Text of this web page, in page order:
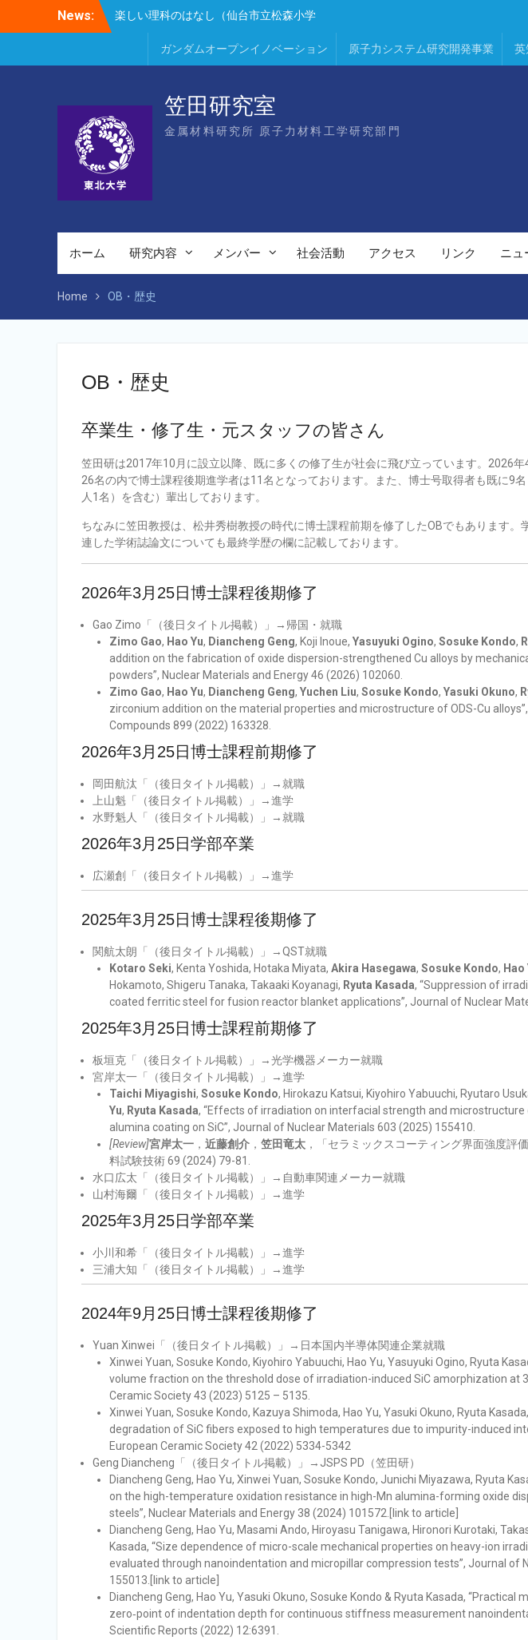
News:
楽しい理科のはなし（仙台市立松森小学
第16回核融合エネルギー連合講演会若手優
秀発表賞（宮岸、Bae）
田、Park、Geng、長谷川、宮岸、山村、
Lee、He、Bae）
ガンダムオープンイノベーション 原子力システム研究開発事業 英
笠田研究室
金属材料研究所 原子力材料工学研究部門
ホーム 研究内容 メンバー 社会活動 アクセス リンク ニュ
Home OB・歴史
OB・歴史
卒業生・修了生・元スタッフの皆さん
笠田研は2017年10月に設立以降、既に多くの修了生が社会に飛び立っています。2026
26名の内で博士課程後期進学者は11名となっております。また、博士号取得者も既に9
人1名）を含む）輩出しております。
ちなみに笠田教授は、松井秀樹教授の時代に博士課程前期を修了したOBでもあります。
連した学術誌論文についても最終学歴の欄に記載しております。
2026年3月25日博士課程後期修了
Gao Zimo「（後日タイトル掲載）」→帰国・就職
Zimo Gao, Hao Yu, Diancheng Geng, Koji Inoue, Yasuyuki Ogino, Sosuke Kondo,
addition on the fabrication of oxide dispersion-strengthened Cu alloys by
powders”, Nuclear Materials and Energy 46 (2026) 102060.
Zimo Gao, Hao Yu, Diancheng Geng, Yuchen Liu, Sosuke Kondo, Yasuki Okuno,
zirconium addition on the material properties and microstructure of ODS-Cu
Compounds 899 (2022) 163328.
2026年3月25日博士課程前期修了
岡田航汰「（後日タイトル掲載）」→就職
上山魁「（後日タイトル掲載）」→進学
水野魁人「（後日タイトル掲載）」→就職
2026年3月25日学部卒業
広瀬創「（後日タイトル掲載）」→進学
2025年3月25日博士課程後期修了
関航太朗「（後日タイトル掲載）」→QST就職
Kotaro Seki, Kenta Yoshida, Hotaka Miyata, Akira Hasegawa, Sosuke Kondo, Hao
Hokamoto, Shigeru Tanaka, Takaaki Koyanagi, Ryuta Kasada, “Suppression of
coated ferritic steel for fusion reactor blanket applications”, Journal of Nuclear
2025年3月25日博士課程前期修了
板垣克「（後日タイトル掲載）」→光学機器メーカー就職
宮岸太一「（後日タイトル掲載）」→進学
Taichi Miyagishi, Sosuke Kondo, Hirokazu Katsui, Kiyohiro Yabuuchi, Ryutaro
Yu, Ryuta Kasada, “Effects of irradiation on interfacial strength and
alumina coating on SiC”, Journal of Nuclear Materials 603 (2025) 155410.
[Review]宮岸太一 ， 近藤創介 ， 笠田竜太 ，「セラミックスコーティング界面強度評
料試験技術 69 (2024) 79-81.
水口広太「（後日タイトル掲載）」→自動車関連メーカー就職
山村海爾「（後日タイトル掲載）」→進学
2025年3月25日学部卒業
小川和希「（後日タイトル掲載）」→進学
三浦大知「（後日タイトル掲載）」→進学
2024年9月25日博士課程後期修了
Yuan Xinwei「（後日タイトル掲載）」→日本国内半導体関連企業就職
Xinwei Yuan, Sosuke Kondo, Kiyohiro Yabuuchi, Hao Yu, Yasuyuki Ogino, Ryuta
volume fraction on the threshold dose of irradiation-induced SiC amorphization at
Ceramic Society 43 (2023) 5125 – 5135.
Xinwei Yuan, Sosuke Kondo, Kazuya Shimoda, Hao Yu, Yasuki Okuno, Ryuta
degradation of SiC fibers exposed to high temperatures due to impurity-induced
European Ceramic Society 42 (2022) 5334-5342
Geng Diancheng「（後日タイトル掲載）」→JSPS PD（笠田研）
Diancheng Geng, Hao Yu, Xinwei Yuan, Sosuke Kondo, Junichi Miyazawa, Ryuta
on the high-temperature oxidation resistance in high-Mn alumina-forming oxide
steels”, Nuclear Materials and Energy 38 (2024) 101572.[link to article]
Diancheng Geng, Hao Yu, Masami Ando, Hiroyasu Tanigawa, Hironori Kurotaki,
Kasada, “Size dependence of micro-scale mechanical properties on heavy-ion
evaluated through nanoindentation and micropillar compression tests”, Journal of
155013.[link to article]
Diancheng Geng, Hao Yu, Yasuki Okuno, Sosuke Kondo & Ryuta Kasada,
zero‑point of indentation depth for continuous stiffness measurement
Scientific Reports (2022) 12:6391.